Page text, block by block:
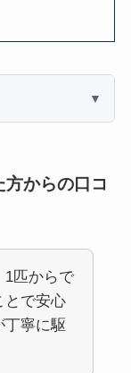
からの口コ
1匹からで
とで安心
丁寧に駆